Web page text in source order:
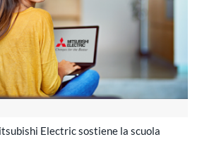
Electric sostiene la scuola